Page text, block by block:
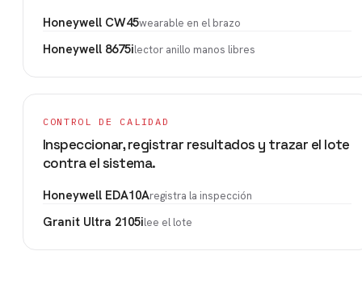
Honeywell CW45wearable en el brazo
Honeywell 8675ilector anillo manos libres
CONTROL DE CALIDAD
Inspeccionar, registrar resultados y trazar el lote
contra el sistema.
Honeywell EDA10Aregistra la inspección
Granit Ultra 2105ilee el lote